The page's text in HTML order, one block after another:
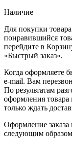
Наличие
Для покупки
понравившийся
перейдите в
«Быстрый заказ».
Когда оформляете
e-mail. Вам
По результатам
оформления товара
только ждать
Оформление
следующим